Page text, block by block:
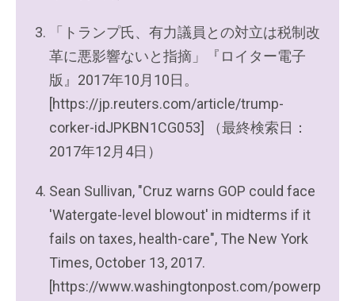
「トランプ氏、有力議員との対立は税制改
革に悪影響ないと指摘」『ロイター電子
版』2017年10月10日。
[https://jp.reuters.com/article/trump-
corker-idJPKBN1CG053] （最終検索日：
2017年12月4日）
Sean Sullivan, "Cruz warns GOP could face
'Watergate-level blowout' in midterms if it
fails on taxes, health-care", The New York
Times, October 13, 2017.
[https://www.washingtonpost.com/powerp